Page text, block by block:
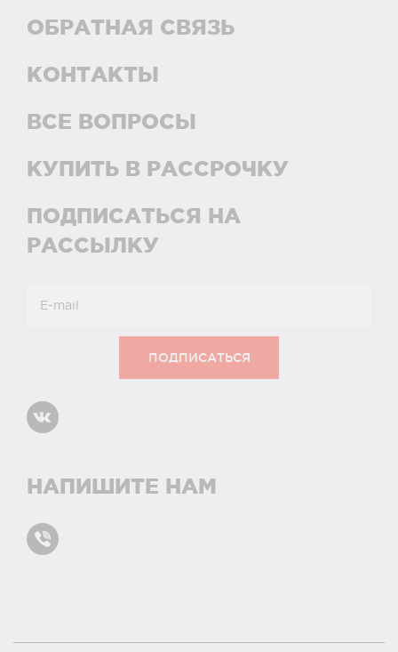
ОБРАТНАЯ СВЯЗЬ
КОНТАКТЫ
ВСЕ ВОПРОСЫ
КУПИТЬ В РАССРОЧКУ
ПОДПИСАТЬСЯ НА
РАССЫЛКУ
НАПИШИТЕ НАМ
условиями и принципами